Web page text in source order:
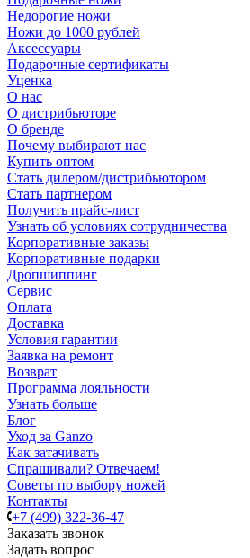
Недорогие ножи
Ножи до 1000 рублей
Аксессуары
Подарочные сертификаты
Уценка
О нас
О дистрибьюторе
О бренде
Почему выбирают нас
Купить оптом
Стать дилером/дистрибьютором
Стать партнером
Получить прайс-лист
Узнать об условиях сотрудничества
Корпоративные заказы
Корпоративные подарки
Дропшиппинг
Сервис
Оплата
Доставка
Условия гарантии
Заявка на ремонт
Возврат
Программа лояльности
Узнать больше
Блог
Уход за Ganzo
Как затачивать
Спрашивали? Отвечаем!
Советы по выбору ножей
Контакты
+7 (499) 322-36-47
Заказать звонок
Задать вопрос